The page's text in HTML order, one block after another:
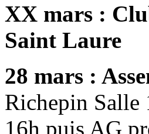
XX mars :
Saint Laure
28 mars :
Richepin Salle
16h puis AG